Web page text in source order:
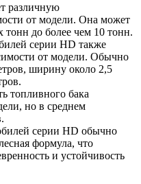
различную
от модели. Она может
тонн до более чем 10 тонн.
серии HD также
от модели. Обычно
ширину около 2,5
топливного бака
но в среднем
серии HD обычно
формула, что
и устойчивость